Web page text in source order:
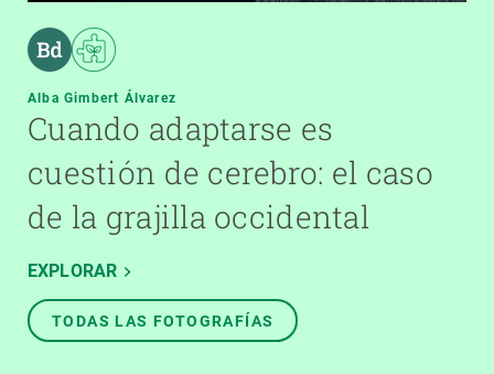
Alba Gimbert Álvarez
Cuando adaptarse es
cuestión de cerebro: el caso
de la grajilla occidental
EXPLORAR
TODAS LAS FOTOGRAFÍAS